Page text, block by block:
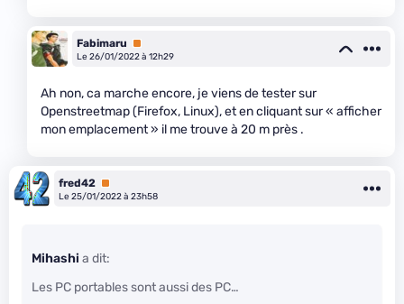
Fabimaru
Premium
Le 26/01/2022 à 12h29
Ah non, ca marche encore, je viens de tester sur
Openstreetmap (Firefox, Linux), et en cliquant sur « afficher
mon emplacement » il me trouve à 20 m près .
fred42 Premium
Le 25/01/2022 à 23h58
Mihashi a dit:
Les PC portables sont aussi des PC…